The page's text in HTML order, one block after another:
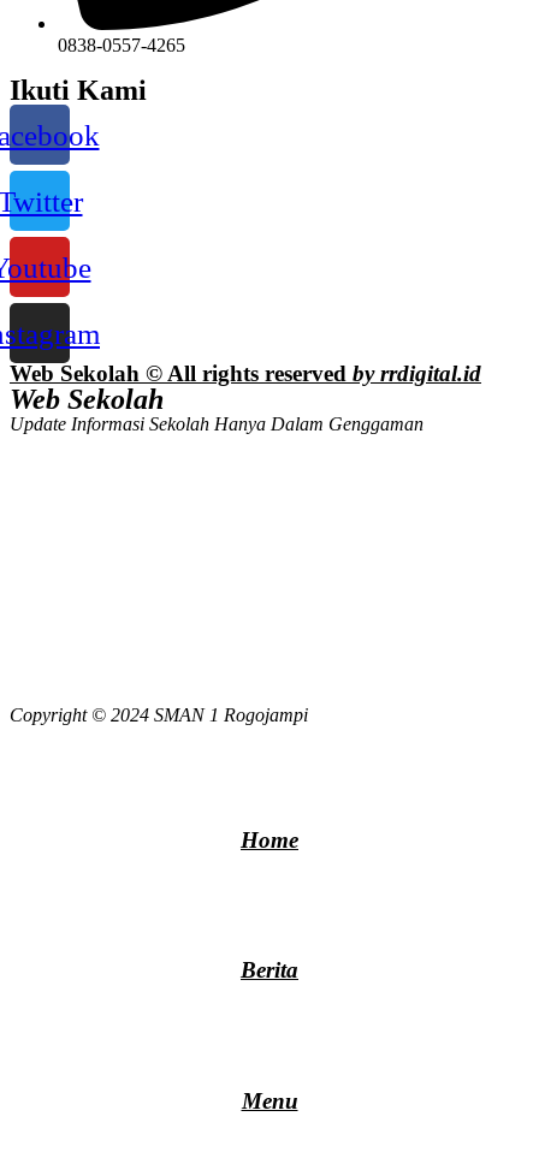
0838-0557-4265
Ikuti Kami
Web Sekolah © All rights reserved by rrdigital.id
Web Sekolah
Update Informasi Sekolah Hanya Dalam Genggaman
Copyright © 2024 SMAN 1 Rogojampi
Home
Berita
Menu